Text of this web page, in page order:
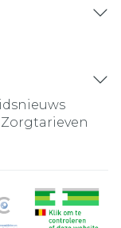
Zorgtarieven